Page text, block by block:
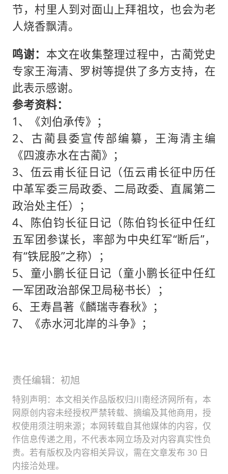
节，村里人到对面山上拜祖坟，也会为老
人烧香飘清。
鸣谢： 本文在收集整理过程中，古蔺党史
专家王海清、罗树等提供了多方支持，在
此表示感谢。
参考资料：
1、《刘伯承传》；
2、古蔺县委宣传部编纂，王海清主编
《四渡赤水在古蔺》；
3、伍云甫长征日记（伍云甫长征中历任
中革军委三局政委、二局政委、直属第二
政治处主任）；
4、陈伯钧长征日记（陈伯钧长征中任红
五军团参谋长，率部为中央红军“断后”，
有“铁屁股”之称）；
5、童小鹏长征日记（童小鹏长征中任红
一军团政治部保卫局秘书长）；
6、王寿昌著《麟瑞寺春秋》；
7、《赤水河北岸的斗争》；
责任编辑：初旭
特别声明：本文相关作品版权归川南经济网所有，本
网原创内容未经授权严禁转载、摘编及其他商用，授
权使用须注明来源；本网转载自其他媒体的内容，仅
作信息传递之用，不代表本网立场及对内容真实性负
责。若有版权及内容相关异议，需在文章发布 30 日
内接洽处理。